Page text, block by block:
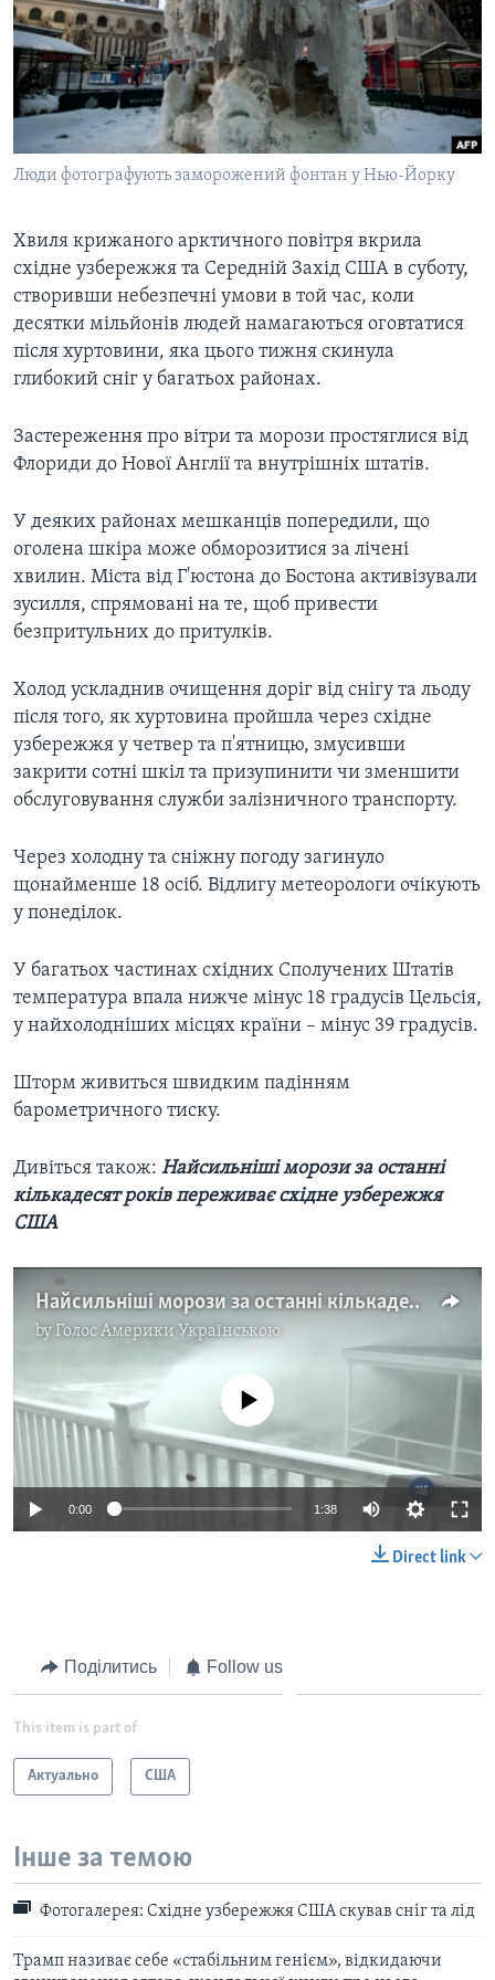
СУСПІЛЬСТВО
ЕКОНОМІКА
ІСТОРІЇ УСПІХУ УКРАЇНЦІВ
ТЕЛЕПРОГРАМИ
ЧАС-TIME
БРИФІНГ ГОЛОСУ АМЕРИКИ
СТУДІЯ ВАШИНГТОН
ПРАЙМ-ТАЙМ
ПОГЛЯД З ВАШИНГТОНА
ENGLISH
Learning English
Мови
Люди фотографують заморожений фонтан у Нью-Йорку
Хвиля крижаного арктичного повітря вкрила
східне узбережжя та Середній Захід США в суботу,
створивши небезпечні умови в той час, коли
десятки мільйонів людей намагаються оговтатися
після хуртовини, яка цього тижня скинула
глибокий сніг у багатьох районах.
Застереження про вітри та морози простяглися від
Флориди до Нової Англії та внутрішніх штатів.
У деяких районах мешканців попередили, що
оголена шкіра може обморозитися за лічені
хвилин. Міста від Г'юстона до Бостона активізували
зусилля, спрямовані на те, щоб привести
безпритульних до притулків.
Холод ускладнив очищення доріг від снігу та льоду
після того, як хуртовина пройшла через східне
узбережжя у четвер та п'ятницю, змусивши
закрити сотні шкіл та призупинити чи зменшити
обслуговування служби залізничного транспорту.
Через холодну та сніжну погоду загинуло
щонайменше 18 осіб. Відлигу метеорологи очікують
у понеділок.
У багатьох частинах східних Сполучених Штатів
температура впала нижче мінус 18 градусів Цельсія,
у найхолодніших місцях країни – мінус 39 градусів.
Шторм живиться швидким падінням
барометричного тиску.
Дивіться також: Найсильніші морози за останні
кількадесят років переживає східне узбережжя
США
Найсильніші морози за останні кількадесят років переживає східне узбережжя США. Відео
byГолос Америки Українською
No media source currently available
0:00 1:38
Direct link
Поділитись Follow us
This item is part of
Актуально США
Інше за темою
Фотогалерея: Cхідне узбережжя США скував сніг та лід
Трамп називає себе «стабільним генієм», відкидаючи